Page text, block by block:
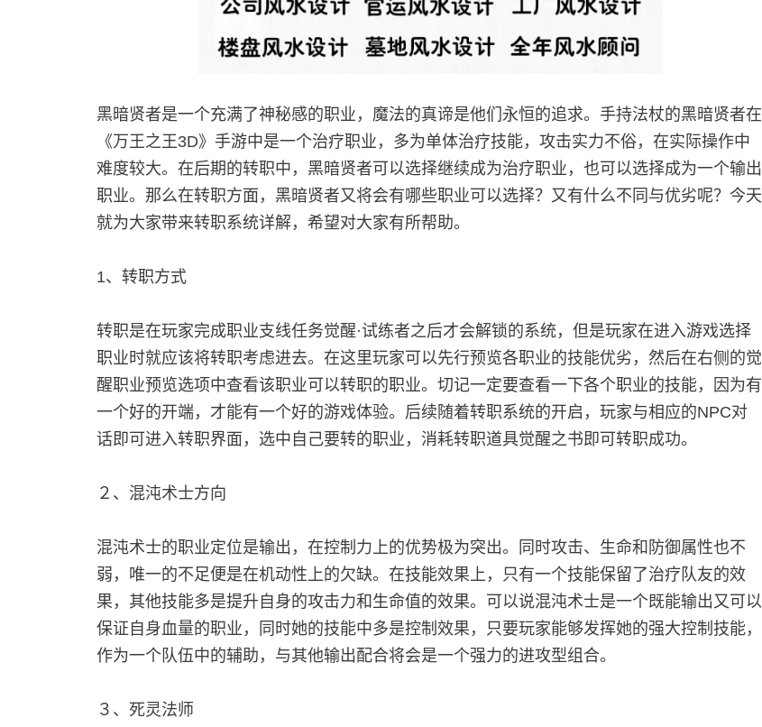
黑暗贤者是一个充满了神秘感的职业，魔法的真谛是他们永恒的追求。手持法杖的黑暗贤者在
《万王之王3D》手游中是一个治疗职业，多为单体治疗技能，攻击实力不俗，在实际操作中
难度较大。在后期的转职中，黑暗贤者可以选择继续成为治疗职业，也可以选择成为一个输出
职业。那么在转职方面，黑暗贤者又将会有哪些职业可以选择？又有什么不同与优劣呢？今天
就为大家带来转职系统详解，希望对大家有所帮助。
1、转职方式
转职是在玩家完成职业支线任务觉醒·试练者之后才会解锁的系统，但是玩家在进入游戏选择
职业时就应该将转职考虑进去。在这里玩家可以先行预览各职业的技能优劣，然后在右侧的觉
醒职业预览选项中查看该职业可以转职的职业。切记一定要查看一下各个职业的技能，因为有
一个好的开端，才能有一个好的游戏体验。后续随着转职系统的开启，玩家与相应的NPC对
话即可进入转职界面，选中自己要转的职业，消耗转职道具觉醒之书即可转职成功。
２、混沌术士方向
混沌术士的职业定位是输出，在控制力上的优势极为突出。同时攻击、生命和防御属性也不
弱，唯一的不足便是在机动性上的欠缺。在技能效果上，只有一个技能保留了治疗队友的效
果，其他技能多是提升自身的攻击力和生命值的效果。可以说混沌术士是一个既能输出又可以
保证自身血量的职业，同时她的技能中多是控制效果，只要玩家能够发挥她的强大控制技能，
作为一个队伍中的辅助，与其他输出配合将会是一个强力的进攻型组合。
３、死灵法师